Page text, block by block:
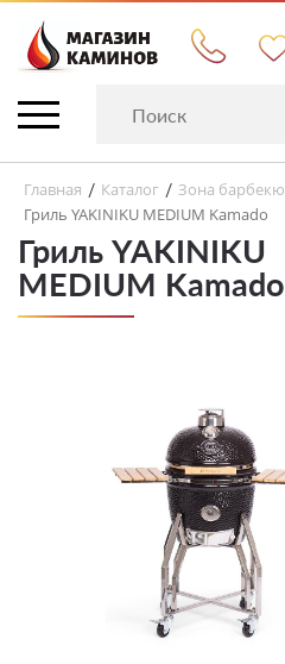
Главная / Каталог / Зона барбекю
Гриль YAKINIKU MEDIUM Kamado
Гриль YAKINIKU
MEDIUM Kamado